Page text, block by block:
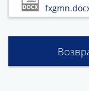
Документы